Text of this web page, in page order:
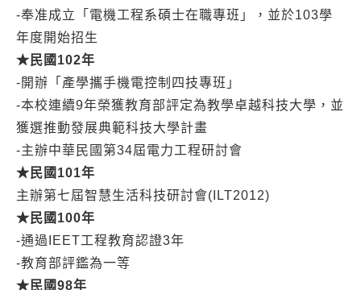
-奉准成立「電機工程系碩士在職專班」，並於103學
年度開始招生
★ 民國102年
-開辦「產學攜手機電控制四技專班」
-本校連續9年榮獲教育部評定為教學卓越科技大學，並
獲選推動發展典範科技大學計畫
-主辦中華民國第34屆電力工程研討會
★ 民國101年
主辦第七屆智慧生活科技研討會(ILT2012)
★ 民國100年
-通過IEET工程教育認證3年
-教育部評鑑為一等
★ 民國98年